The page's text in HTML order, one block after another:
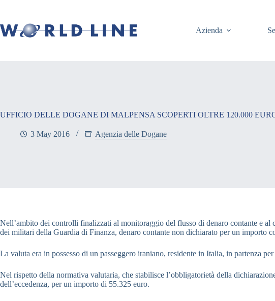
Azienda
UFFICIO DELLE DOGANE DI MALPENSA SCOPERTI OLTRE 120.000
3 May 2016 Agenzia delle Dogane
Nell’ambito dei controlli finalizzati al monitoraggio del flusso di denaro contante e
dei militari della Guardia di Finanza, denaro contante non dichiarato per un importo
La valuta era in possesso di un passeggero iraniano, residente in Italia, in partenza per
Nel rispetto della normativa valutaria, che stabilisce l’obbligatorietà della
dell’eccedenza, per un importo di 55.325 euro.